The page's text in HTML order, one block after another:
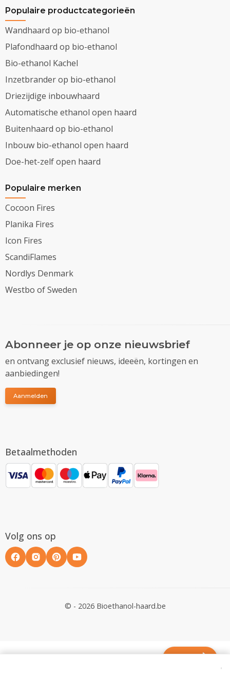
Populaire productcategorieën
Wandhaard op bio-ethanol
Plafondhaard op bio-ethanol
Bio-ethanol Kachel
Inzetbrander op bio-ethanol
Driezijdige inbouwhaard
Automatische ethanol open haard
Buitenhaard op bio-ethanol
Inbouw bio-ethanol open haard
Doe-het-zelf open haard
Populaire merken
Cocoon Fires
Planika Fires
Icon Fires
ScandiFlames
Nordlys Denmark
Westbo of Sweden
Abonneer je op onze nieuwsbrief
en ontvang exclusief nieuws, ideeën, kortingen en
aanbiedingen!
Aanmelden
Betaalmethoden
Volg ons op
© - 2026 Bioethanol-haard.be